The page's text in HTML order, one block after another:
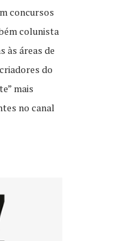
concursos
colunista
às áreas de
do
mais
no canal